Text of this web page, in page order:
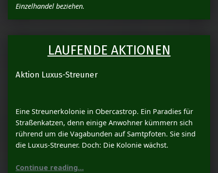
Einzelhandel beziehen.
LAUFENDE AKTIONEN
Aktion Luxus-Streuner
Eine Streunerkolonie in Obercastrop. Ein Paradies für
Straßenkatzen, denn einige Anwohner kümmern sich
rührend um die Vagabunden auf Samtpfoten. Sie sind
die Luxus-Streuner. Doch: Die Kolonie wächst.
Continue reading…